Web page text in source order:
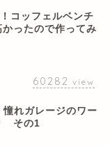
コッフェルベンチ
ったので作ってみ
60282 view
れガレージのワー
その1